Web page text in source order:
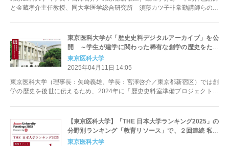
と金蔵孝介主任教授、同大学医学総合研究所 須藤カツ子非常勤講師らの研
東京医科大学が「歴史史料デジタルアーカイブ」を公
開 ～学生が建学に関わった稀有な創学の歴史をたど
る
東京医科大学
2025年04月11日 14:05
東京医科大学（理事長：矢﨑義雄、学長：宮澤啓介／東京都新宿区）では創
学の歴史を後世に伝えるため、2024年に「歴史史料室準備プロジェクト」
【東京医科大学】「THE 日本大学ランキング2025」の
分野別ランキング「教育リソース」で、２回連続 私立
大学１位を獲得
東京医科大学